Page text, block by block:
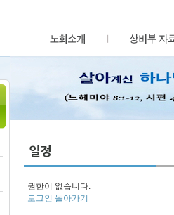
권한이 없습니다.
로그인 돌아가기